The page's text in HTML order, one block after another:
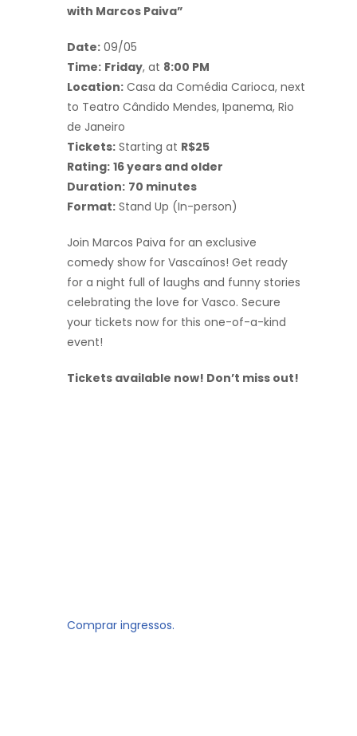
with Marcos Paiva”
Date: 09/05
Time: Friday, at 8:00 PM
Location: Casa da Comédia Carioca, next
to Teatro Cândido Mendes, Ipanema, Rio
de Janeiro
Tickets: Starting at R$25
Rating: 16 years and older
Duration: 70 minutes
Format: Stand Up (In-person)
Join Marcos Paiva for an exclusive
comedy show for Vascaínos! Get ready
for a night full of laughs and funny stories
celebrating the love for Vasco. Secure
your tickets now for this one-of-a-kind
event!
Tickets available now! Don’t miss out!
Comprar ingressos.